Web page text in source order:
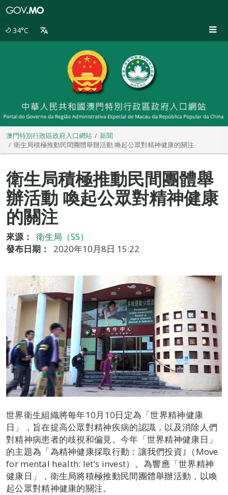
34°C
澳門特別行政區政府入口網站
新聞
衛生局積極推動民間團體舉辦活動 喚起公眾對精神健康的關注
衛生局積極推動民間團體舉
辦活動 喚起公眾對精神健康
的關注
來源：
衛生局（SS）
發布日期：
2020年10月8日 15:22
世界衛生組織將每年10月10日定為「世界精神健康
日」，旨在提高公眾對精神疾病的認識，以及消除人們
對精神病患者的歧視和偏見。今年「世界精神健康日」
的主題為「為精神健康採取行動：讓我們投資｣（Move
for mental health: let’s invest）。為響應「世界精神
健康日」，衛生局將積極推動民間團體舉辦活動，以喚
起公眾對精神健康的關注。